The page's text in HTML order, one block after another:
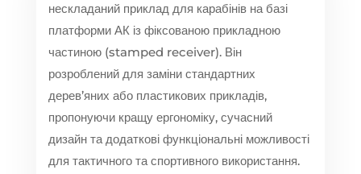
нескладаний приклад для карабінів на базі
платформи АК із фіксованою прикладною
частиною (stamped receiver). Він
розроблений для заміни стандартних
дерев’яних або пластикових прикладів,
пропонуючи кращу ергономіку, сучасний
дизайн та додаткові функціональні можливості
для тактичного та спортивного використання.